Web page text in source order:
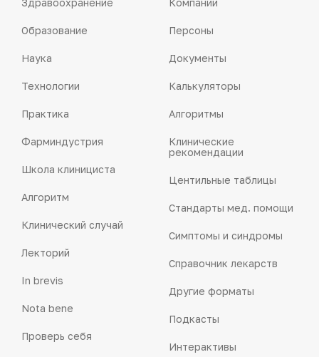
Здравоохранение
Образование
Наука
Технологии
Практика
Фарминдустрия
Школа клинициста
Алгоритм
Клинический случай
Лекторий
In brevis
Nota bene
Проверь себя
Компании
Персоны
Документы
Калькуляторы
Алгоритмы
Клинические
рекомендации
Центильные таблицы
Стандарты мед. помощи
Симптомы и синдромы
Справочник лекарств
Другие форматы
Подкасты
Интерактивы